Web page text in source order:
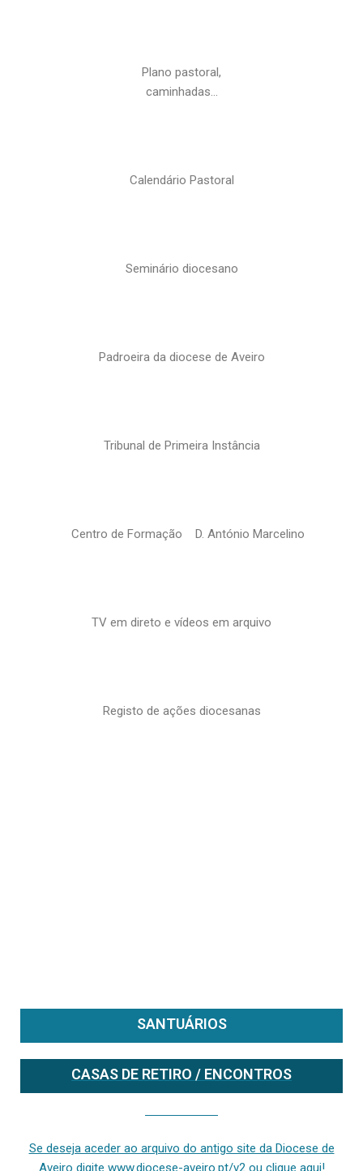
Plano pastoral,
caminhadas…
Calendário Pastoral
Seminário diocesano
Padroeira da diocese de Aveiro
Tribunal de Primeira Instância
Centro de Formação D. António Marcelino
TV em direto e vídeos em arquivo
Registo de ações diocesanas
SANTUÁRIOS
CASAS DE RETIRO / ENCONTROS
Se deseja aceder ao arquivo do antigo site da Diocese de
Aveiro digite www.diocese-aveiro.pt/v2 ou clique aqui!